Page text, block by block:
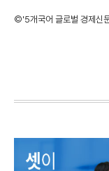
©'5개국어 글로벌 경제신